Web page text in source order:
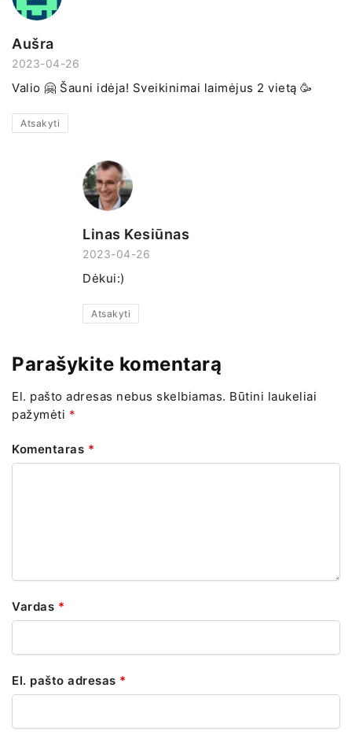
Aušra
2023-04-26
Valio 🤗 Šauni idėja! Sveikinimai laimėjus 2 vietą 🥳
Atsakyti
Linas Kesiūnas
2023-04-26
Dėkui:)
Atsakyti
Parašykite komentarą
El. pašto adresas nebus skelbiamas. Būtini laukeliai
pažymėti *
Komentaras *
Vardas *
El. pašto adresas *